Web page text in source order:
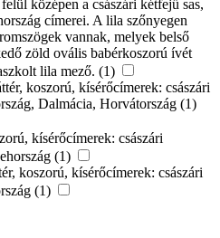
középen a császári kétfejű sas,
címerei. A lila szőnyegen
vannak, melyek belső
zöld ovális babérkoszorú ívét
lila mező. (1)
koszorú, kísérőcímerek: császári
Dalmácia, Horvátország (1)
kísérőcímerek: császári
(1)
koszorú, kísérőcímerek: császári
(1)